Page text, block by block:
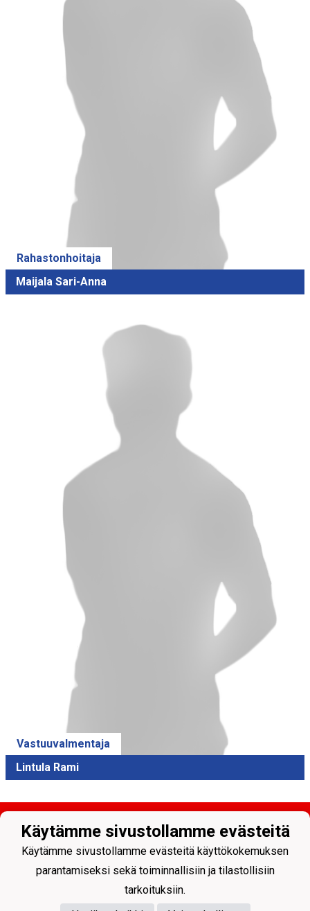
Rahastonhoitaja
Maijala Sari-Anna
Vastuuvalmentaja
Lintula Rami
Käytämme sivustollamme evästeitä
Käytämme sivustollamme evästeitä käyttökokemuksen
parantamiseksi sekä toiminnallisiin ja tilastollisiin
tarkoituksiin.